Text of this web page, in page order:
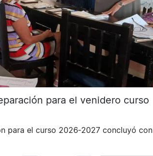
para el venidero curso
para el curso 2026‑2027 concluyó con